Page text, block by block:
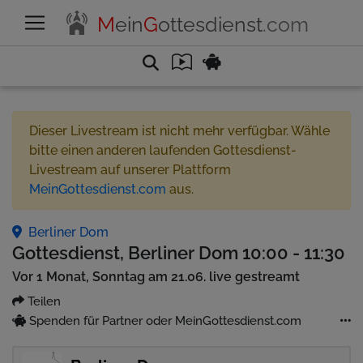
MeinGottesdienst.com
Dieser Livestream ist nicht mehr verfügbar. Wähle
bitte einen anderen laufenden Gottesdienst-
Livestream auf unserer Plattform
MeinGottesdienst.com aus.
Berliner Dom
Gottesdienst, Berliner Dom 10:00 - 11:30
Vor 1 Monat, Sonntag am 21.06. live gestreamt
Teilen
Spenden für Partner oder MeinGottesdienst.com